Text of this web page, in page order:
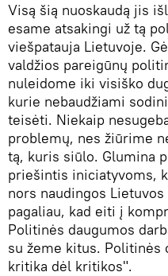
Visą šią nuoskaudą jis
esame atsakingi už tą
viešpatauja Lietuvoje.
valdžios pareigūnų
nuleidome iki visiško
kurie nebaudžiami
teisėti. Niekaip
problemų, nes žiūrime
tą, kuris siūlo. Glumina
priešintis iniciatyvoms,
nors naudingos
pagaliau, kad eiti į
Politinės daugumos
su žeme kitus. Politinės
kritika dėl kritikos".